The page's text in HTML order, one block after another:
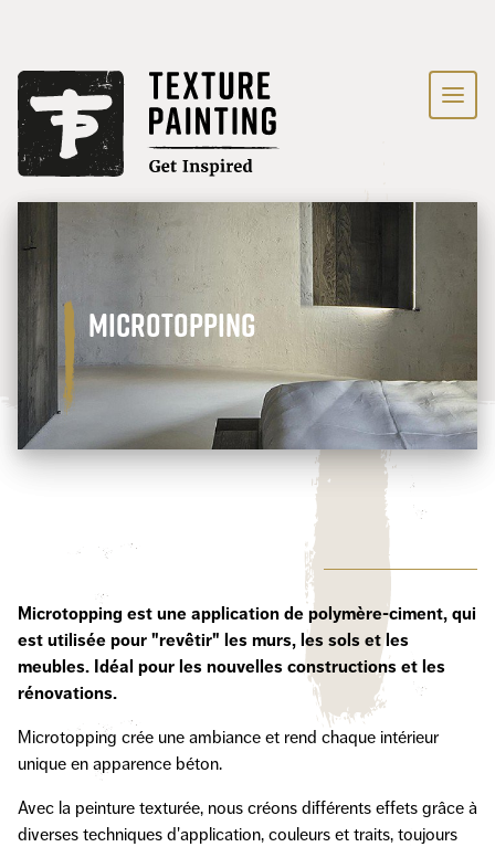
Microtopping
Microtopping est une application de polymère-ciment, qui
est utilisée pour "revêtir" les murs, les sols et les
meubles. Idéal pour les nouvelles constructions et les
rénovations.
Microtopping crée une ambiance et rend chaque intérieur
unique en apparence béton.
Avec la peinture texturée, nous créons différents effets grâce à
diverses techniques d'application, couleurs et traits, toujours